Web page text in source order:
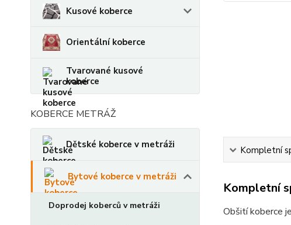
Kusové koberce
Orientální koberce
Tvarované kusové
koberce
KOBERCE METRÁŽ
Dětské koberce v metráži
Bytové koberce v metráži
Doprodej koberců v metráži
Kompletní
Kompletní
Obšití koberce